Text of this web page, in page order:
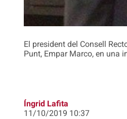
El president del Consell
Punt, Empar Marco, en una
Íngrid Lafita
11/10/2019 10:37